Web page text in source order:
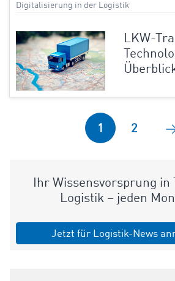
Digitalisierung in der Logistik
LKW-
1 2
Ihr Wissensvorsprung
Logistik – jeden
Jetzt für Logistik-News